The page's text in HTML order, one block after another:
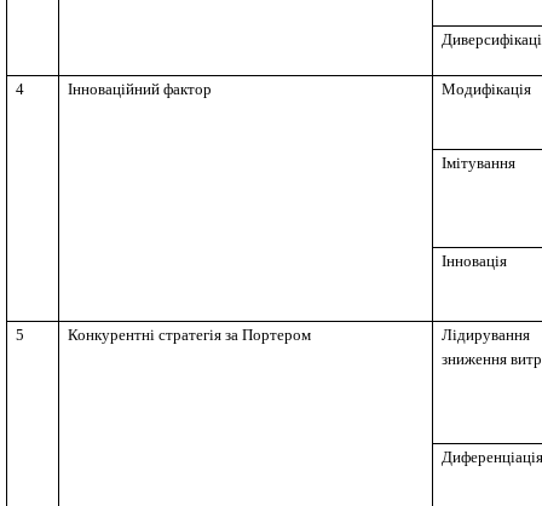
4 Інноваційний фактор Модифікація
Імітування
Інновація
5 Конкурентні стратегія за Портером
зниження